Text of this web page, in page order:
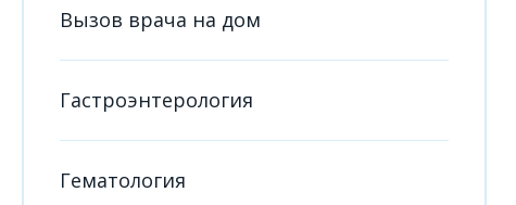
Вызов врача на дом
Гастроэнтерология
Гематология